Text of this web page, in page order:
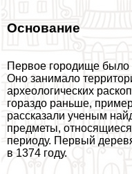
Основание
Первое городище было
Оно занимало
археологических
гораздо раньше,
рассказали ученым
предметы,
периоду. Первый
в 1374 году.